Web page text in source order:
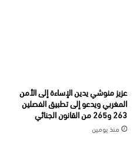
عزيز منوشي يدين الإساءة إلى الأمن
المغربي ويدعو إلى تطبيق الفصلين
263 و265 من القانون الجنائي
منذ يومين